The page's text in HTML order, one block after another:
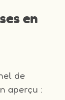
en
de
aperçu :